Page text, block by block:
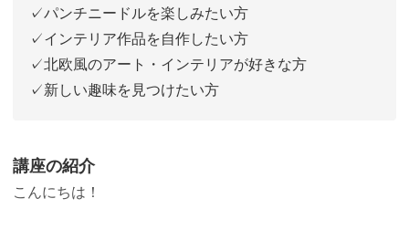
✓パンチニードルを楽しみたい方
✓インテリア作品を自作したい方
✓北欧風のアート・インテリアが好きな方
✓新しい趣味を見つけたい方
講座の紹介
こんにちは！